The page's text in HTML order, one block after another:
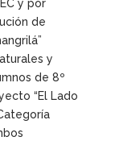
y por
de
y
de 8º
“El Lado